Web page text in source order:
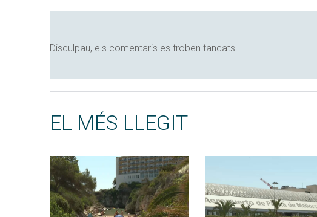
Disculpau, els comentaris es troben tancats
EL MÉS LLEGIT